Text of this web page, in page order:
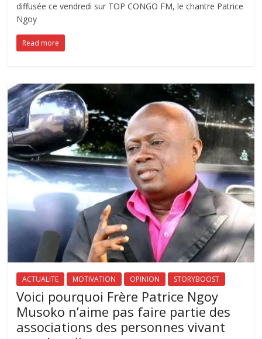
diffusée ce vendredi sur TOP CONGO FM, le chantre Patrice
Ngoy
Read more
ACTUALITE MOTIVATION OPINION STORYBOOST
Voici pourquoi Frère Patrice Ngoy
Musoko n’aime pas faire partie des
associations des personnes vivant